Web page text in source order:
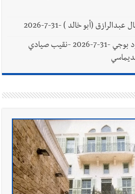
(أبو خالد ) -31-7-2026
وفاة الحاج مصطفى محمود بوجي -31-7-2026 -نقيب صيادي